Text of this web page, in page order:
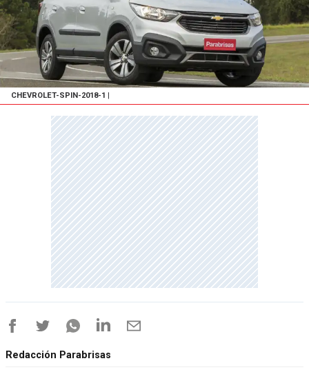
CHEVROLET-SPIN-2018-1
Redacción Parabrisas